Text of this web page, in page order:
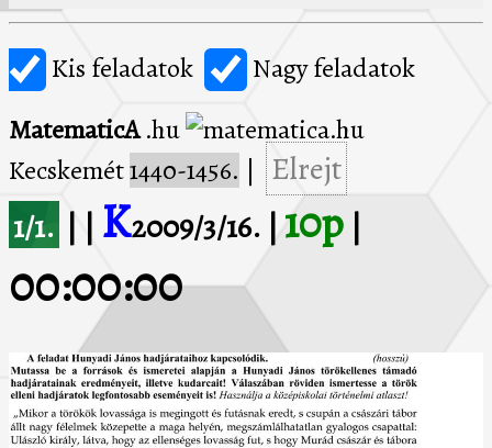
Kis feladatok
Nagy feladatok
MatematicA.hu
Kecskemét1440-1456.
Elrejt
1/1.
K2009/3/16. | 10p
00:00:00